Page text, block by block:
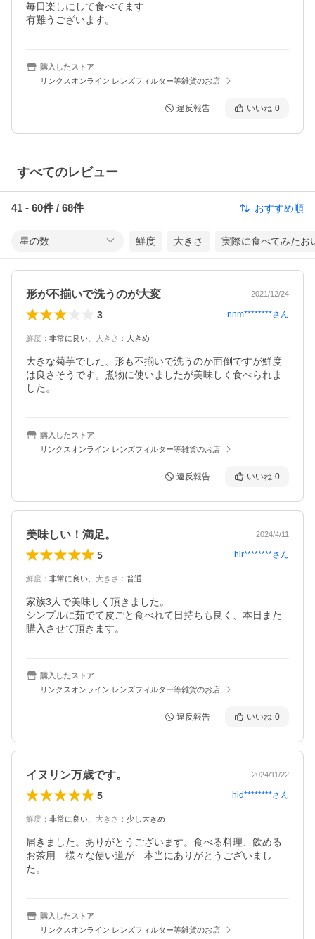
毎日楽しにして食べてます
有難うございます。
購入したストア
リンクスオンライン レンズフィルター等雑貨のお店
違反報告 いいね 0
すべてのレビュー
41 - 60件 / 68件 おすすめ順
星の数 鮮度 大きさ 実際に食べてみたお
形が不揃いで洗うのが大変 2021/12/24
3 nnm********さん
鮮度 ： 非常に良い 大きさ ： 大きめ
大きな菊芋でした、形も不揃いで洗うのか面倒ですが鮮度
は良さそうです。煮物に使いましたが美味しく食べられま
した。
購入したストア
リンクスオンライン レンズフィルター等雑貨のお店
違反報告 いいね 0
美味しい！満足。 2024/4/11
5 hir********さん
鮮度 ： 非常に良い 大きさ ： 普通
家族3人で美味しく頂きました。
シンプルに茹でて皮ごと食べれて日持ちも良く、本日また
購入させて頂きます。
購入したストア
リンクスオンライン レンズフィルター等雑貨のお店
違反報告 いいね 0
イヌリン万歳です。 2024/11/22
5 hid********さん
鮮度 ： 非常に良い 大きさ ： 少し大きめ
届きました。ありがとうございます。食べる料理、飲める
お茶用　様々な使い道が　本当にありがとうございまし
購入したストア
リンクスオンライン レンズフィルター等雑貨のお店